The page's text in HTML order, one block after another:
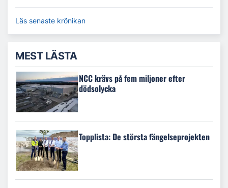
Läs senaste krönikan
MEST LÄSTA
NCC krävs på fem miljoner efter
dödsolycka
Topplista: De största fängelseprojekten